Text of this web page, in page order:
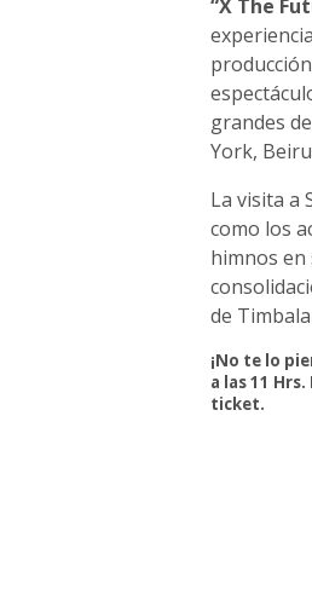
“X The
grandes
York,
La visita a
como los
himnos en
de
¡No te lo
a las 11
ticket.